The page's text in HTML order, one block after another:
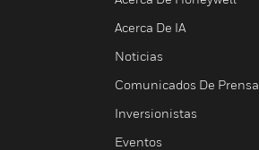
Acerca De IA
Noticias
Comunicados De Prensa
Inversionistas
Eventos